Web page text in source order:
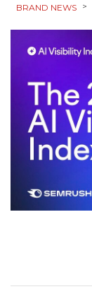
BRAND NEWS >